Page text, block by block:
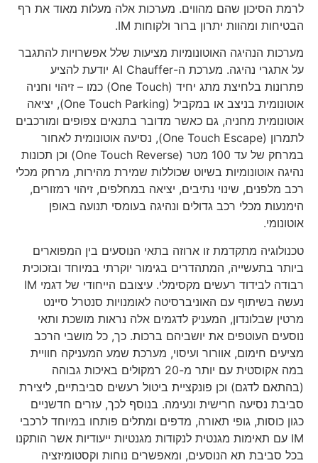
לרמת הסיכון שהם מהווים. מערכות אלה מעלות מאוד את רף
הבטיחות ומהוות יתרון ברור ולקוחות IM.
מערכות הנהיגה האוטונומיות מציעות שלל אפשרויות להתגבר
על אתגרי נהיגה. מערכת ה-AI Chauffer יודעת להציע
פתרונות בלחיצת מתג יחיד (One Touch) כמו – זיהוי וחניה
אוטונומית בניצב או במקביל (One Touch Parking), יציאה
אוטונומית מחניה, גם כאשר מדובר בתנאים צפופים ומורכבים
לתמרון (One Touch Escape), נסיעה אוטונומית לאחור
במרחק של עד 100 מטר (One Touch Reverse) וכן תכונות
נהיגה אוטונומיות בשיוט שכוללות שמירת מהירות, מרחק מכלי
רכב מלפנים, שינוי נתיבים, יציאה במחלפים, זיהוי רמזורים,
הימנעות מכלי רכב גדולים ונהיגה בעומסי תנועה באופן
אוטונומי.
טכנולוגיה מתקדמת זו ארוזה בתאי הנוסעים בין המפוארים
ביותר בתעשייה, המתהדרים בגימור יוקרתי במיוחד ובזכוכית
רבודה לבידוד רעשים מקסימלי. עיצובם הייחודי של דגמי IM
נעשה בשיתוף עם האוניברסיטה לאומנויות סנטרל סיינט
מרטין שבלונדון, המעניק לדגמים אלה נראות מושכת ותאי
נוסעים העוטפים את יושביהם ברכות. כך, כל מושבי הרכב
מציעים חימום, אוורור ועיסוי, מערכת שמע המעניקה חוויית
במה אקוסטית עם יותר מ-20 רמקולים באיכות גבוהה
(בהתאם לדגם) וכן פונקציית ביטול רעשים סביבתיים, ליצירת
סביבת נסיעה חרישית ונעימה. בנוסף לכך, עזרים חדשניים
כגון כוסות, גופי תאורה, מדפים ומתלים פותחו במיוחד לרכבי
IM עם תאימות מגנטית לנקודות מגנטיות ייעודיות אשר הותקנו
בכל סביבת תא הנוסעים, ומאפשרים נוחות וקסטומיזציה